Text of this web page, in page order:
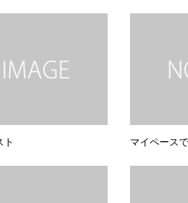
ト マイペース